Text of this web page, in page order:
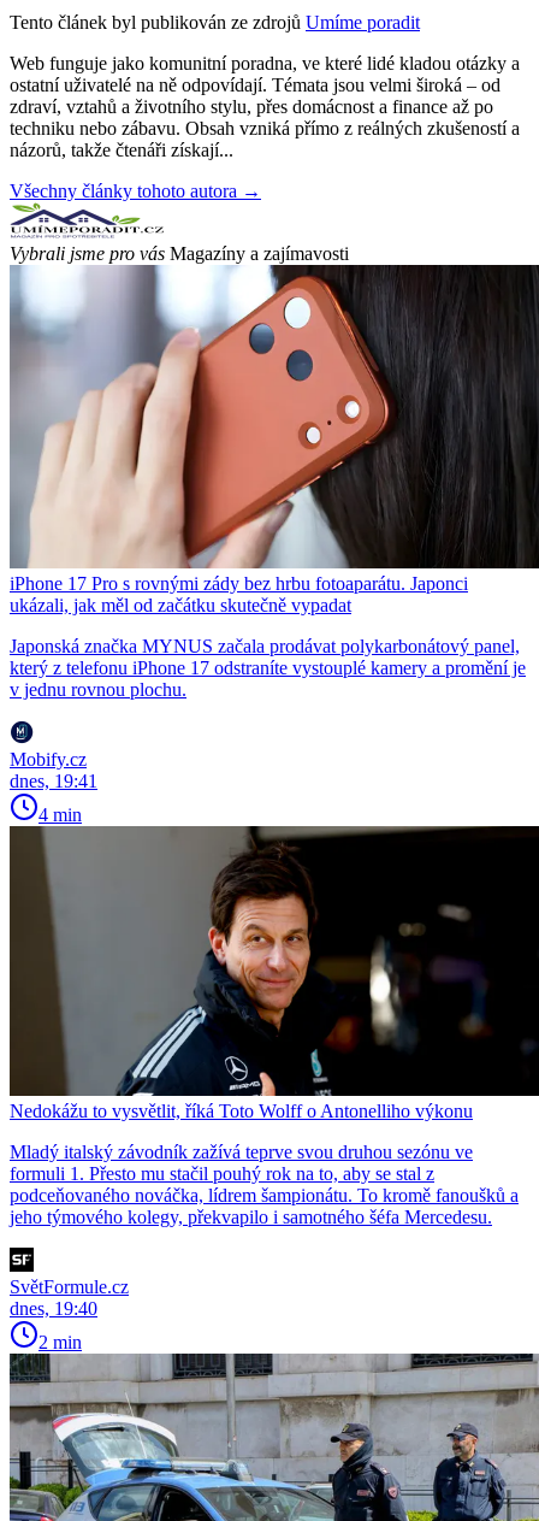
Tento článek byl publikován ze zdrojů Umíme poradit
Web funguje jako komunitní poradna, ve které lidé kladou otázky a
ostatní uživatelé na ně odpovídají. Témata jsou velmi široká – od
zdraví, vztahů a životního stylu, přes domácnost a finance až po
techniku nebo zábavu. Obsah vzniká přímo z reálných zkušeností a
názorů, takže čtenáři získají...
Všechny články tohoto autora →
Vybrali jsme pro vás Magazíny a zajímavosti
iPhone 17 Pro s rovnými zády bez hrbu fotoaparátu. Japonci
ukázali, jak měl od začátku skutečně vypadat
Japonská značka MYNUS začala prodávat polykarbonátový panel,
který z telefonu iPhone 17 odstraníte vystouplé kamery a promění je
v jednu rovnou plochu.
Mobify.cz
dnes, 19:41
4 min
Nedokážu to vysvětlit, říká Toto Wolff o Antonelliho výkonu
Mladý italský závodník zažívá teprve svou druhou sezónu ve
formuli 1. Přesto mu stačil pouhý rok na to, aby se stal z
podceňovaného nováčka, lídrem šampionátu. To kromě fanoušků a
jeho týmového kolegy, překvapilo i samotného šéfa Mercedesu.
SvětFormule.cz
dnes, 19:40
2 min